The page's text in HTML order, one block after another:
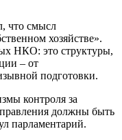
что смысл
хозяйстве».
НКО: это структуры,
– от
подготовки.
контроля за
должны быть
парламентарий.